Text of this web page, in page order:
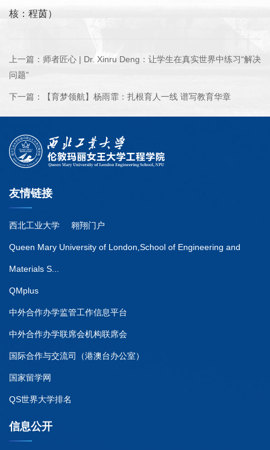
核：程茵）
上一篇： 师者匠心 | Dr. Xinru Deng：让学生在真实世界中练习“解决
问题”
下一篇： 【育梦领航】杨雨霏：扎根育人一线 谱写教育华章
友情链接
西北工业大学 翱翔门户
Queen Mary University of London,School of Engineering and
Materials S...
QMplus
中外合作办学监管工作信息平台
中外合作办学联席会机构联席会
国际合作与交流司（港澳台办公室）
国家留学网
QS世界大学排名
信息公开